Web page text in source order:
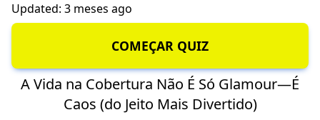
Updated: 3 meses ago
COMEÇAR QUIZ
A Vida na Cobertura Não É Só Glamour—É
Caos (do Jeito Mais Divertido)